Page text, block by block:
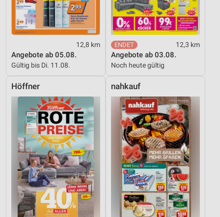
12,8 km
Angebote ab 05.08.
Gültig bis Di. 11.08.
12,3 km
Angebote ab 03.08.
Noch heute gültig
Höffner nahkauf